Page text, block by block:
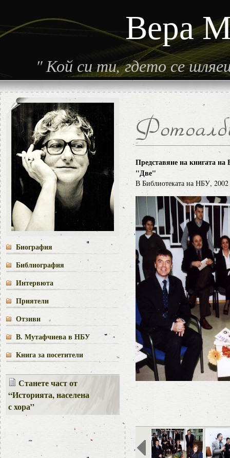
Вера
"Кой си ти, гдето се
Биография
Библиография
Интервюта
Приятели
Отзиви
В. Мутафчиева в НБУ
Книга за посетители
Станете част от
“Историята, населена
с хора”
Представяне на книгата
"Две"
В Библиотеката на НБУ, 2002